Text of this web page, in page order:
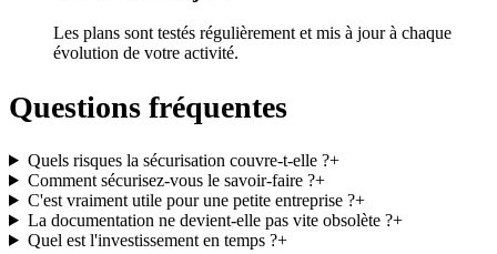
Les plans sont testés régulièrement et mis à jour à chaque
évolution de votre activité.
Questions fréquentes
Quels risques la sécurisation couvre-t-elle ?+
Comment sécurisez-vous le savoir-faire ?+
C'est vraiment utile pour une petite entreprise ?+
La documentation ne devient-elle pas vite obsolète ?+
Quel est l'investissement en temps ?+